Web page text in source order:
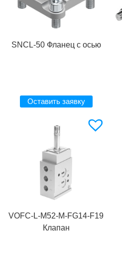
SNCL-50 Фланец с осью
Оставить заявку
VOFC-L-M52-M-FG14-F19
Клапан